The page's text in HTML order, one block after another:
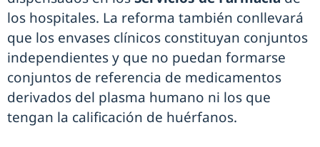
los hospitales. La reforma también conllevará
que los envases clínicos constituyan conjuntos
independientes y que no puedan formarse
conjuntos de referencia de medicamentos
derivados del plasma humano ni los que
tengan la calificación de huérfanos.